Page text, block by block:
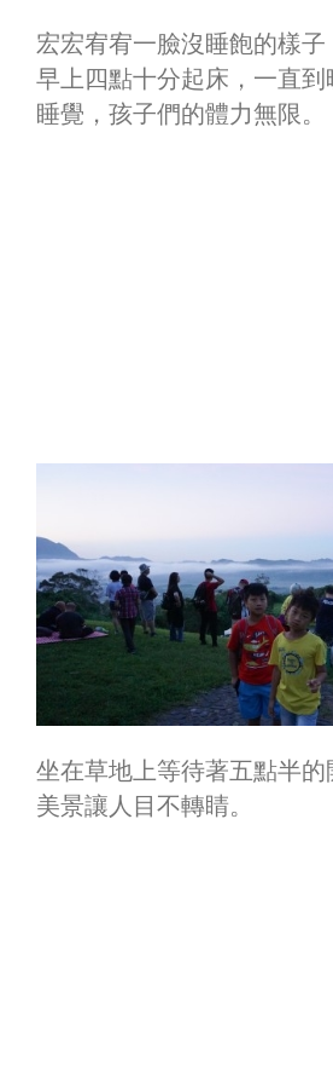
宏宏宥宥一臉沒睡飽的樣
早上四點十分起床，一直
睡覺，孩子們的體力無限。
坐在草地上等待著五點半的
美景讓人目不轉睛。